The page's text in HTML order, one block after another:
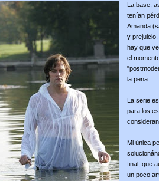
La base,
tenían
Amanda
y
hay que
el
la pena.
La serie
para los
Mi única
final, que
un poco